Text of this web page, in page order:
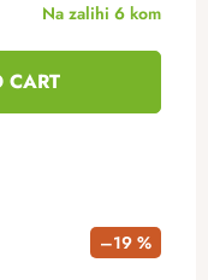
Na zalihi 6 kom
CART
–19 %